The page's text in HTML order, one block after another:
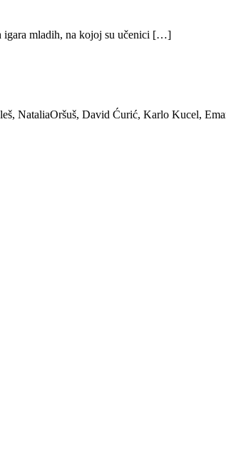
igara mladih, na kojoj su učenici […]
NataliaOršuš, David Ćurić, Karlo Kucel,